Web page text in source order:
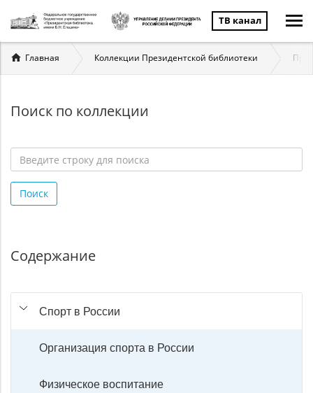
ТВ канал
Вы
здесь
Главная Коллекции Президентской библиотеки
Поиск по коллекции
строку
для
Поиск
Содержание
Спорт в России
Организация спорта в России
Физическое воспитание